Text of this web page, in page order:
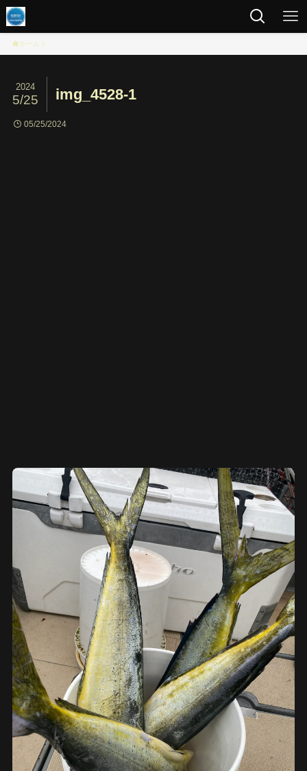
ホーム
img_4528-1
2024
5/25
05/25/2024